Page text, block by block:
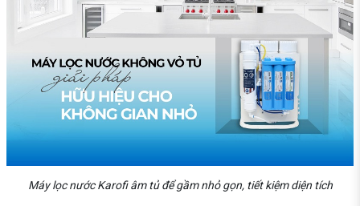
Máy lọc nước Karofi âm tủ để gầm nhỏ gọn, tiết kiệm diện tích